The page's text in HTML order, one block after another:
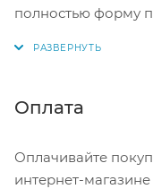
полностью форму
Нажмите кнопку
Оплата
Оплачивайте
интернет-